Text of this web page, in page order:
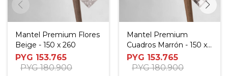
Mantel Premium Flores
Beige - 150 x 260
PYG 153.765
PYG 180.900
Mantel Premium
Cuadros Marrón - 150 x
260
PYG 153.765
PYG 180.900